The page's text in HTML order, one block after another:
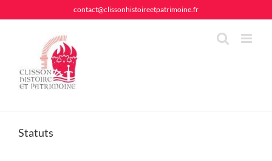
au
contact@clissonhistoireetpatrimoine.fr
Statuts